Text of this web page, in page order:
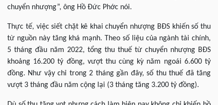
chuyển nhượng”, ông Hồ Đức Phớc nói.
Thực tế, việc siết chặt kê khai chuyển nhượng BĐS khiến số thu
từ nguồn này tăng khá mạnh. Theo số liệu của ngành tài chính,
5 tháng đầu năm 2022, tổng thu thuế từ chuyển nhượng BĐS
khoảng 16.200 tỷ đồng, vượt thu cùng kỳ năm ngoái 6.600 tỷ
đồng. Như vậy chỉ trong 2 tháng gần đây, số thu thuế đã tăng
vượt 3 tháng đầu năm cộng lại (3 tháng tăng 3.200 tỷ đồng).